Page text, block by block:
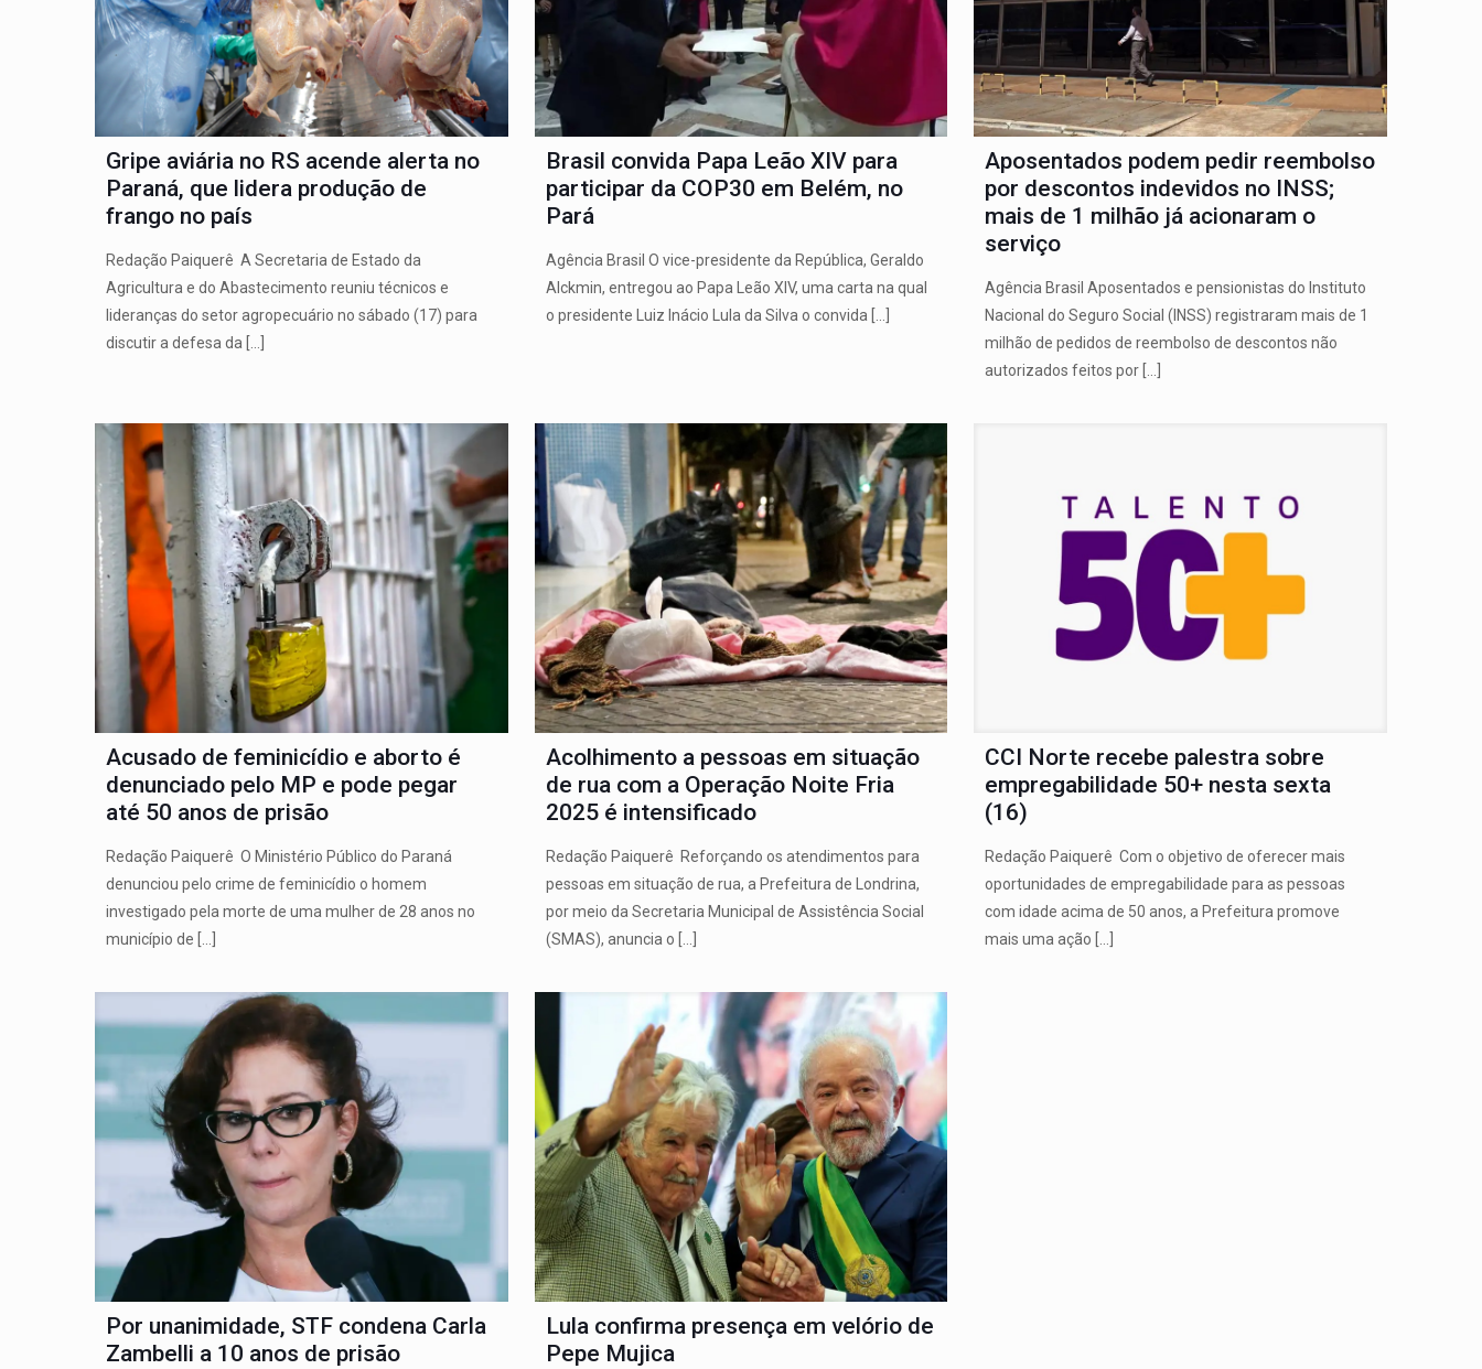
Gripe aviária no RS acende alerta no
Paraná, que lidera produção de
frango no país
Redação Paiquerê A Secretaria de Estado da
Agricultura e do Abastecimento reuniu técnicos e
lideranças do setor agropecuário no sábado (17) para
discutir a defesa da
Brasil convida Papa Leão XIV para
participar da COP30 em Belém, no
Pará
Agência Brasil O vice-presidente da República, Geraldo
Alckmin, entregou ao Papa Leão XIV, uma carta na qual
o presidente Luiz Inácio Lula da Silva o convida
Aposentados podem pedir reembolso
por descontos indevidos no INSS;
mais de 1 milhão já acionaram o
serviço
Agência Brasil Aposentados e pensionistas do Instituto
Nacional do Seguro Social (INSS) registraram mais de 1
milhão de pedidos de reembolso de descontos não
autorizados feitos por
Acusado de feminicídio e aborto é
denunciado pelo MP e pode pegar
até 50 anos de prisão
Redação Paiquerê O Ministério Público do Paraná
denunciou pelo crime de feminicídio o homem
investigado pela morte de uma mulher de 28 anos no
município de
Acolhimento a pessoas em situação
de rua com a Operação Noite Fria
2025 é intensificado
Redação Paiquerê Reforçando os atendimentos para
pessoas em situação de rua, a Prefeitura de Londrina,
por meio da Secretaria Municipal de Assistência Social
(SMAS), anuncia o
CCI Norte recebe palestra sobre
empregabilidade 50+ nesta sexta
(16)
Redação Paiquerê Com o objetivo de oferecer mais
oportunidades de empregabilidade para as pessoas
com idade acima de 50 anos, a Prefeitura promove
mais uma ação
Por unanimidade, STF condena Carla
Zambelli a 10 anos de prisão
Lula confirma presença em velório de
Pepe Mujica